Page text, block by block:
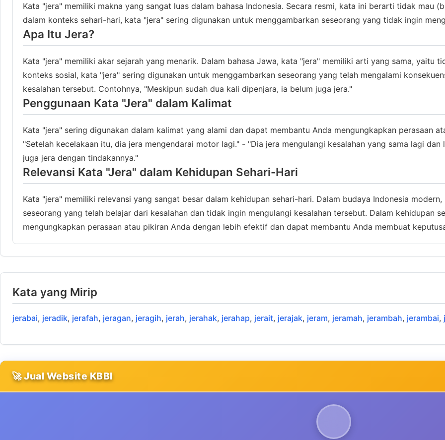
Kata "jera" memiliki makna yang sangat luas dalam bahasa Indonesia. Secara resmi, kata ini berarti tidak mau
dalam konteks sehari-hari, kata "jera" sering digunakan untuk menggambarkan seseorang yang tidak ingin
Apa Itu Jera?
Kata "jera" memiliki akar sejarah yang menarik. Dalam bahasa Jawa, kata "jera" memiliki arti yang sama, yaitu
konteks sosial, kata "jera" sering digunakan untuk menggambarkan seseorang yang telah mengalami
kesalahan tersebut. Contohnya, "Meskipun sudah dua kali dipenjara, ia belum juga jera."
Penggunaan Kata "Jera" dalam Kalimat
Kata "jera" sering digunakan dalam kalimat yang alami dan dapat membantu Anda mengungkapkan perasaan
"Setelah kecelakaan itu, dia jera mengendarai motor lagi." - "Dia jera mengulangi kesalahan yang sama lagi
juga jera dengan tindakannya."
Relevansi Kata "Jera" dalam Kehidupan Sehari-Hari
Kata "jera" memiliki relevansi yang sangat besar dalam kehidupan sehari-hari. Dalam budaya Indonesia
seseorang yang telah belajar dari kesalahan dan tidak ingin mengulangi kesalahan tersebut. Dalam kehidupan
mengungkapkan perasaan atau pikiran Anda dengan lebih efektif dan dapat membantu Anda membuat
Kata yang Mirip
jerabai, jeradik, jerafah, jeragan, jeragih, jerah, jerahak, jerahap, jerait, jerajak, jeram, jeramah, jerambah, jerambai,
🚀 Jual Website KBBI